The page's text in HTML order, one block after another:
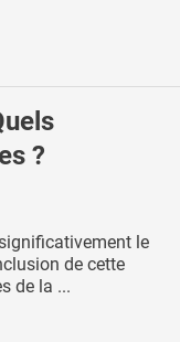
?
le
de cette
de la ...